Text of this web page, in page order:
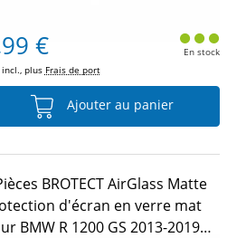
€
incl., plus Frais de port
En stock
Ajouter au panier
BROTECT AirGlass Matte
d'écran en verre mat
BMW R 1200 GS 2013-2019